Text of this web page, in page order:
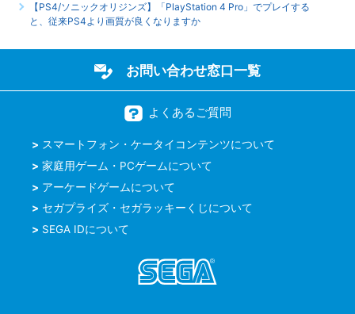
【PS4/ソニックオリジンズ】「PlayStation 4 Pro」でプレイする
と、従来PS4より画質が良くなりますか
お問い合わせ窓口一覧
よくあるご質問
スマートフォン・ケータイコンテンツについて
家庭用ゲーム・PCゲームについて
アーケードゲームについて
セガプライズ・セガラッキーくじについて
SEGA IDについて